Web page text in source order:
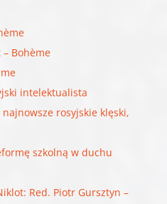
– Bohème
intelektualista
rosyjskie klęski,
szkolną w duchu
Red. Piotr Gursztyn –